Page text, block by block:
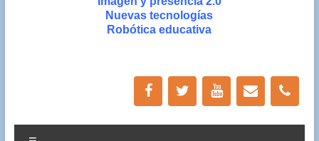
ingenierosNuevas tecnologías
Robótica educativa